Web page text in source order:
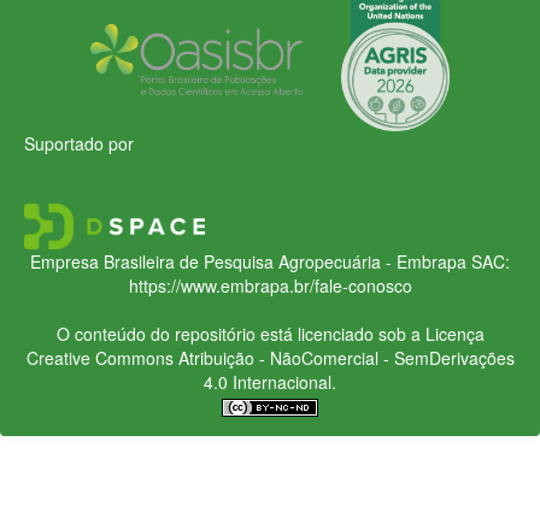
Suportado por
Empresa Brasileira de Pesquisa Agropecuária - Embrapa SAC:
https://www.embrapa.br/fale-conosco
O conteúdo do repositório está licenciado sob a Licença
Creative CommonsAtribuição - NãoComercial - SemDerivações
4.0 Internacional.